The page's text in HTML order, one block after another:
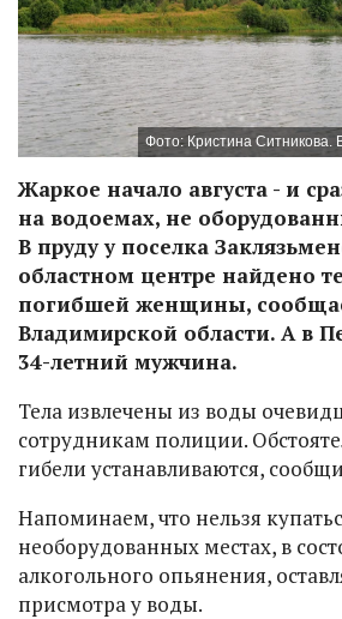
Фото: Кристина Ситникова.
Жаркое начало августа - и
на водоемах, не
В пруду у поселка
областном центре найдено
погибшей женщины,
Владимирской области. А в
34-летний мужчина.
Тела извлечены из воды
сотрудникам полиции.
гибели устанавливаются,
Напоминаем, что нельзя
необорудованных местах, в
алкогольного опьянения,
присмотра у воды.